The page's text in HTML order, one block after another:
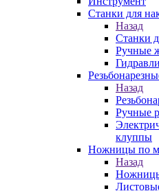
Станки для
Назад
Станки
Ручные
Назад
Ручные
клуппы
Ножницы по
Назад